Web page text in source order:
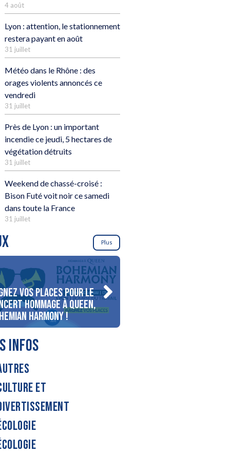
4 août
Lyon : attention, le stationnement
restera payant en août
31 juillet
Météo dans le Rhône : des
orages violents annoncés ce
vendredi
31 juillet
Près de Lyon : un important
incendie ce jeudi, 5 hectares de
végétation détruits
31 juillet
Weekend de chassé-croisé :
Bison Futé voit noir ce samedi
dans toute la France
31 juillet
Plus
vos places pour le
Hommage à Queen,
Harmony !
INFOS
ET